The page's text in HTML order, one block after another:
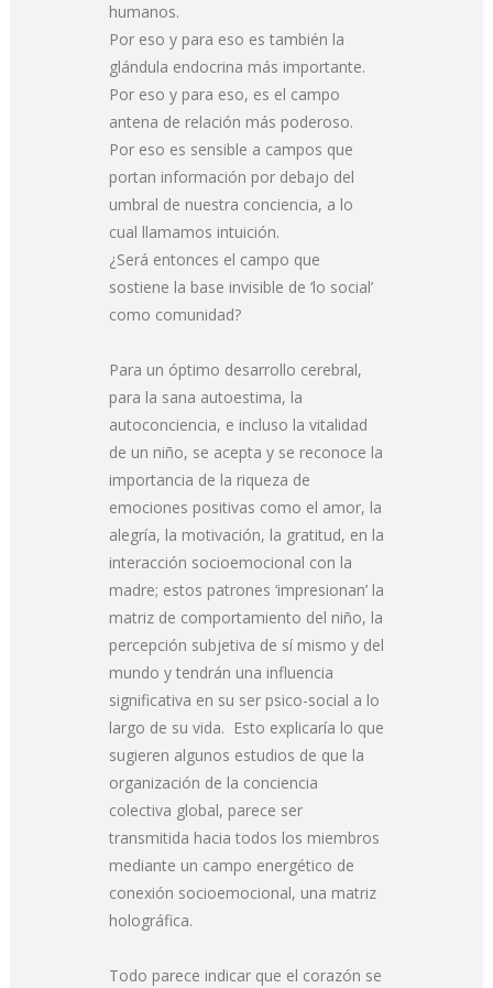
humanos.
Por eso y para eso es también la
glándula endocrina más importante.
Por eso y para eso, es el campo
antena de relación más poderoso.
Por eso es sensible a campos que
portan información por debajo del
umbral de nuestra conciencia, a lo
cual llamamos intuición.
¿Será entonces el campo que
sostiene la base invisible de ‘lo social’
como comunidad?
Para un óptimo desarrollo cerebral,
para la sana autoestima, la
autoconciencia, e incluso la vitalidad
de un niño, se acepta y se reconoce la
importancia de la riqueza de
emociones positivas como el amor, la
alegría, la motivación, la gratitud, en la
interacción socioemocional con la
madre; estos patrones ‘impresionan’ la
matriz de comportamiento del niño, la
percepción subjetiva de sí mismo y del
mundo y tendrán una influencia
significativa en su ser psico-social a lo
largo de su vida. Esto explicaría lo que
sugieren algunos estudios de que la
organización de la conciencia
colectiva global, parece ser
transmitida hacia todos los miembros
mediante un campo energético de
conexión socioemocional, una matriz
holográfica.
Todo parece indicar que el corazón se